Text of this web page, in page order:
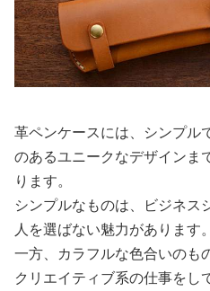
革ペンケースには、シンプル
のあるユニークなデザインま
ります。
シンプルなものは、ビジネス
人を選ばない魅力があります。
一方、カラフルな色合いのも
クリエイティブ系の仕事をし